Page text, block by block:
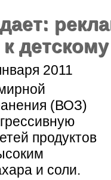
2011
(ВОЗ)
продуктов
и соли.